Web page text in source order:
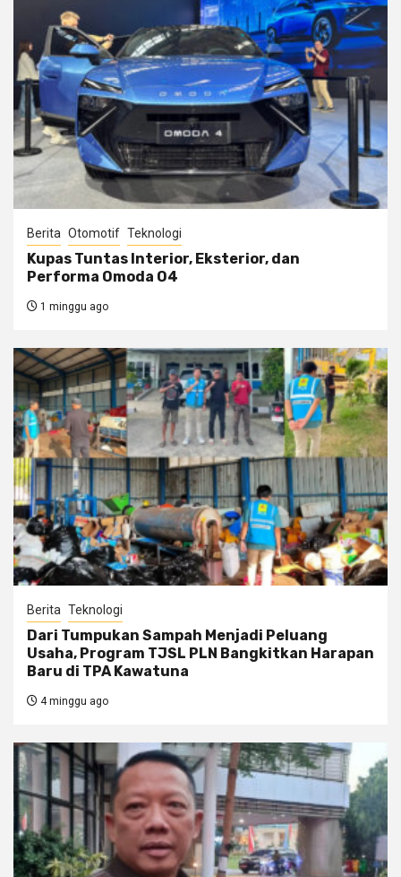
Berita Otomotif Teknologi
Kupas Tuntas Interior, Eksterior, dan
Performa Omoda O4
1 minggu ago
Berita Teknologi
Dari Tumpukan Sampah Menjadi Peluang
Usaha, Program TJSL PLN Bangkitkan Harapan
Baru di TPA Kawatuna
4 minggu ago